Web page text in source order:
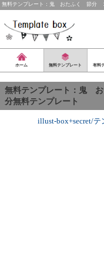
無料テンプレート：鬼 おたふく 節分
ホーム 無料テンプレート 有料
無料テンプレート：鬼
分無料テンプレート
illust-box+secret/テ